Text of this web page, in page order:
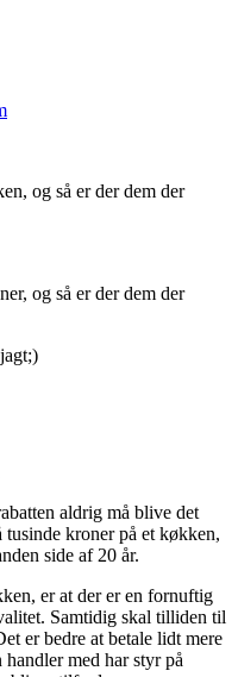
og så er der dem der
og så er der dem der
aldrig må blive det
kroner på et køkken,
side af 20 år.
er at der er en fornuftig
Samtidig skal tilliden til
er bedre at betale lidt mere
med har styr på